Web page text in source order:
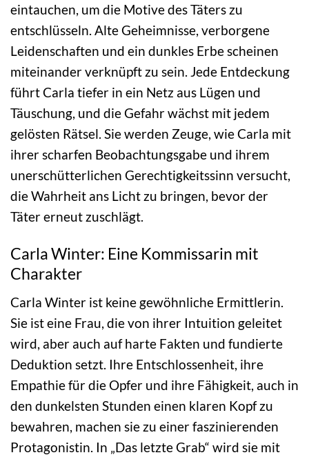
eintauchen, um die Motive des Täters zu
entschlüsseln. Alte Geheimnisse, verborgene
Leidenschaften und ein dunkles Erbe scheinen
miteinander verknüpft zu sein. Jede Entdeckung
führt Carla tiefer in ein Netz aus Lügen und
Täuschung, und die Gefahr wächst mit jedem
gelösten Rätsel. Sie werden Zeuge, wie Carla mit
ihrer scharfen Beobachtungsgabe und ihrem
unerschütterlichen Gerechtigkeitssinn versucht,
die Wahrheit ans Licht zu bringen, bevor der
Täter erneut zuschlägt.
Carla Winter: Eine Kommissarin mit
Charakter
Carla Winter ist keine gewöhnliche Ermittlerin.
Sie ist eine Frau, die von ihrer Intuition geleitet
wird, aber auch auf harte Fakten und fundierte
Deduktion setzt. Ihre Entschlossenheit, ihre
Empathie für die Opfer und ihre Fähigkeit, auch in
den dunkelsten Stunden einen klaren Kopf zu
bewahren, machen sie zu einer faszinierenden
Protagonistin. In „Das letzte Grab“ wird sie mit